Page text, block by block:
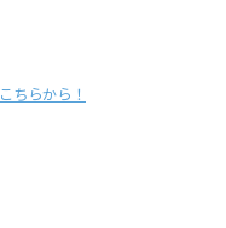
ちらから！